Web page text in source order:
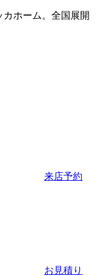
ホーム。全国展開
来店予約
お見積り